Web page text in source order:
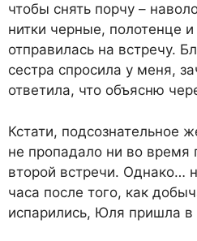
чтобы снять порчу –
нитки черные, полотенце
отправилась на встречу.
сестра спросила у меня,
ответила, что объясню
Кстати, подсознательное
не пропадало ни во время
второй встречи. Однако…
часа после того, как
испарились, Юля пришла в